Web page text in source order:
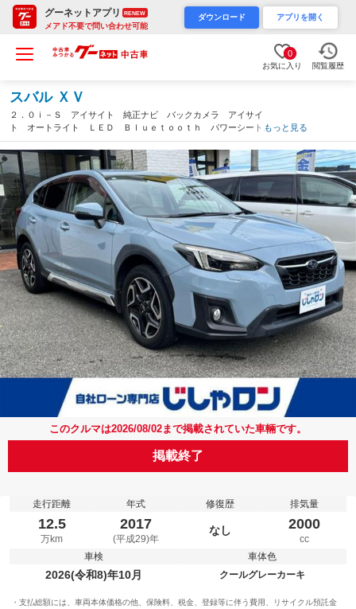
グーネットアプリ RENEW
メアド不要で問い合わせ可能
ダウンロード アプリを開く
0
お気に入り 閲覧履歴
スバル ＸＶ
２．０ｉ－Ｓ アイサイト 純正ナビ バックカメラ アイサイ
ト オートライト ＬＥＤ Ｂｌｕｅｔｏｏｔｈ パワーシート
ステアリングスイッチ パワーウィンドウ ステアリング連動ヘッ
ドライト ４輪駆動 プッシュスター（高知県）
もっと見る
このクルマは2026/08/02まで掲載されていた車輛です。
掲載終了
走行距離
12.5
万km
年式
2017
(平成29)年
修復歴
なし
排気量
2000
cc
車検
2026(令和8)年10月
車体色
クールグレーカーキ
支払総額には、車両本体価格の他、保険料、税金、登録等に伴う費用、リサイクル預託金